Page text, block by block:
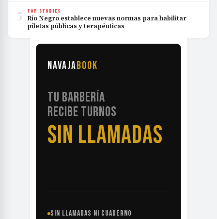
5 TOP STORIES
Río Negro establece nuevas normas para habilitar
piletas públicas y terapéuticas
NAVAJABOOK
TU BARBERÍA
RECIBE TURNOS
SIN LLAMADAS
SIN LLAMADAS NI CUADERNO